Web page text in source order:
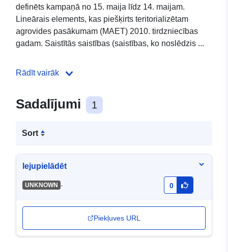
definēts kampaņā no 15. maija līdz 14. maijam.
Lineārais elements, kas piešķirts teritorializētam
agrovides pasākumam (MAET) 2010. tirdzniecības
gadam. Saistītās saistības (saistības, ko noslēdzis ...
Rādīt vairāk
Sadalījumi 1
Sort
lejupielādēt
UNKNOWN - 0
Piekļuves URL